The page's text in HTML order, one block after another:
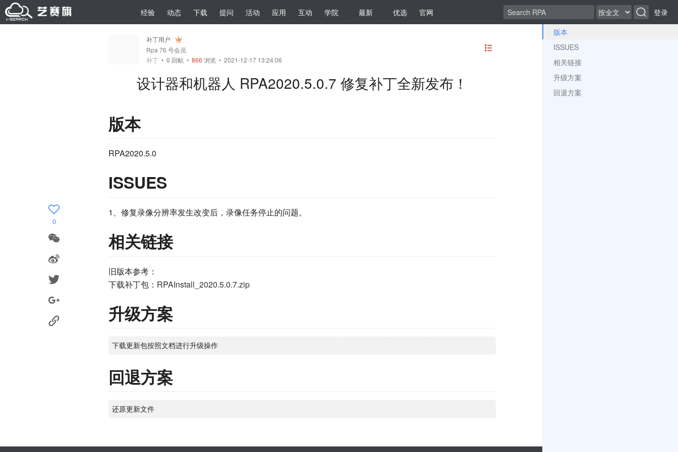
经验 动态 下载 提问 活动 应用 互动 学院 最新 优选 官网 登录
补丁用户
Rpa 76 号会员
补丁 • 0 回帖• 866 浏览 • 2021-12-17 13:24:06
设计器和机器人 RPA2020.5.0.7 修复补丁全新发布！
版本
RPA2020.5.0
ISSUES
1、修复录像分辨率发生改变后，录像任务停止的问题。
相关链接
旧版本参考：
下载补丁包： RPAInstall_2020.5.0.7.zip
升级方案
下载更新包按照文档进行升级操作
回退方案
还原更新文件
0
版本
ISSUES
相关链接
升级方案
回退方案